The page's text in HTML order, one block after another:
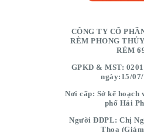
CÔNG TY CỔ
RÈM PHONG
RÈM
GPKD & MST:
ngày:15/
Nơi cấp: Sở kế hoạch
phố Hải
Người ĐDPL: Chị
Thoa